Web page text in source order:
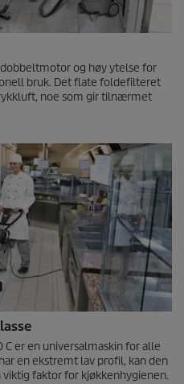
og høy ytelse for
bruk. Det flate foldefilteret
noe som gir tilnærmet
C er en universalmaskin for alle
en ekstremt lav profil, kan den
faktor for kjøkkenhygienen.